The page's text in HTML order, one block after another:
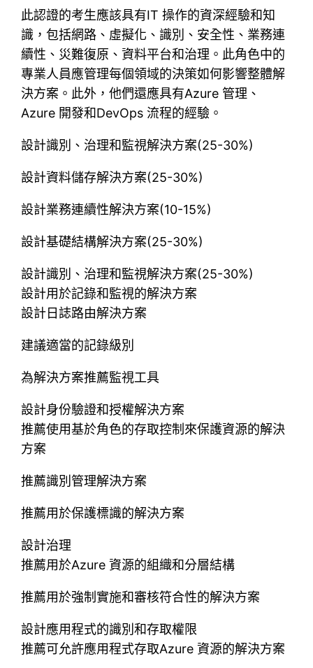
此認證的考生應該具有IT 操作的資深經驗和知
識，包括網路、虛擬化、識別、安全性、業務連
續性、災難復原、資料平台和治理。此角色中的
專業人員應管理每個領域的決策如何影響整體解
決方案。此外，他們還應具有Azure 管理、
Azure 開發和DevOps 流程的經驗。
設計識別、治理和監視解決方案(25-30%)
設計資料儲存解決方案(25-30%)
設計業務連續性解決方案(10-15%)
設計基礎結構解決方案(25-30%)
設計識別、治理和監視解決方案(25-30%)
設計用於記錄和監視的解決方案
設計日誌路由解決方案
建議適當的記錄級別
為解決方案推薦監視工具
設計身份驗證和授權解決方案
推薦使用基於角色的存取控制來保護資源的解決
方案
推薦識別管理解決方案
推薦用於保護標識的解決方案
設計治理
推薦用於Azure 資源的組織和分層結構
推薦用於強制實施和審核符合性的解決方案
設計應用程式的識別和存取權限
推薦可允許應用程式存取Azure 資源的解決方案